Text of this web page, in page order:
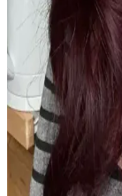
MUJGAN 4'lü
Estetik Saç
MUJGAN 4'lü saç
tasarımıyla günlük
rahatlık sağlar.
yönlü kullanım
Monalisa
Tonlar 6'lı